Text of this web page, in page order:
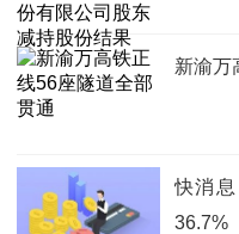
新渝万
快消
36.7%